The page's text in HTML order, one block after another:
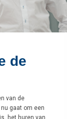
de
van de
gaat om een
het huren van